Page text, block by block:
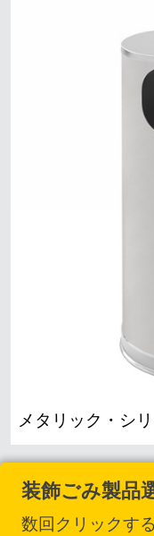
マレーシア
インドネ
台湾（中
メタリック・シ
装飾ごみ製品
数回クリックす